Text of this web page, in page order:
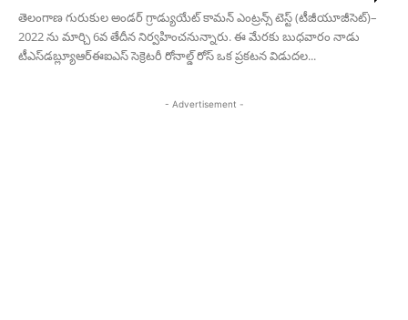
తెలంగాణ గురుకుల అండర్ గ్రాడ్యుయేట్ కామన్ ఎంట్రన్స్ టెస్ట్ (టీజీయూజీసెట్)–
2022 ను మార్చి 6వ తేదీన నిర్వహించనున్నారు. ఈ మేరకు బుధవారం నాడు
టీఎస్‌డ‌బ్ల్యూఆర్ఈఐఎస్ సెక్రెటరీ రోనాల్డ్ రోస్ ఒక ప్రకటన విడుదల...
- Advertisement -